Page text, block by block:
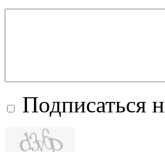
Подписаться